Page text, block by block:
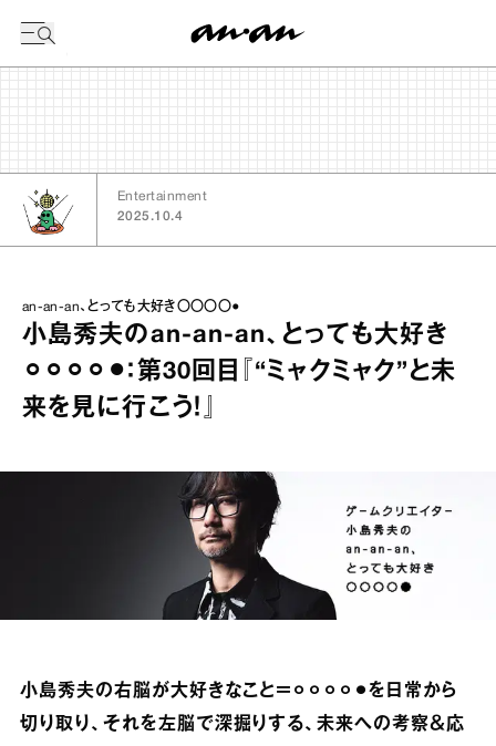
Entertainment
2025.10.4
an-an-an、とっても大好き〇〇〇〇●
小島秀夫のan‐an‐an、とっても大好き
⚪︎⚪︎⚪︎⚪︎⚫︎：第30回目『“ミャクミャク”と未
来を見に行こう！』
小島秀夫の右脳が大好きなこと＝⚪︎⚪︎⚪︎⚪︎⚫︎を日常から
切り取り、それを左脳で深掘りする、未来への考察＆応